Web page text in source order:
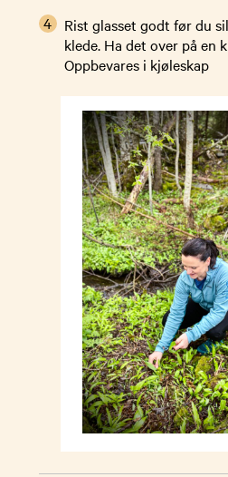
Rist glasset godt før du
klede. Ha det over på en
Oppbevares i kjøleskap